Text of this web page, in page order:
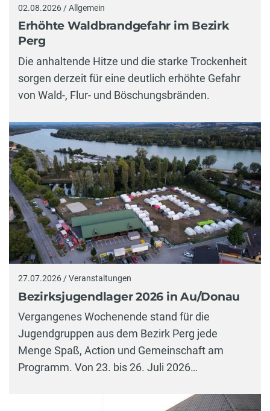
02.08.2026 / Allgemein
Erhöhte Waldbrandgefahr im Bezirk
Perg
Die anhaltende Hitze und die starke Trockenheit
sorgen derzeit für eine deutlich erhöhte Gefahr
von Wald-, Flur- und Böschungsbränden.
27.07.2026 / Veranstaltungen
Bezirksjugendlager 2026 in Au/Donau
Vergangenes Wochenende stand für die
Jugendgruppen aus dem Bezirk Perg jede
Menge Spaß, Action und Gemeinschaft am
Programm. Von 23. bis 26. Juli 2026…